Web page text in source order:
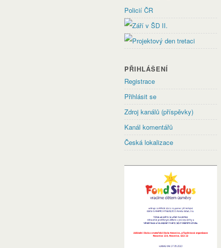
PŘIHLÁŠENÍ
Registrace
Přihlásit se
Zdroj kanálů (příspěvky)
Kanál komentářů
Česká lokalizace